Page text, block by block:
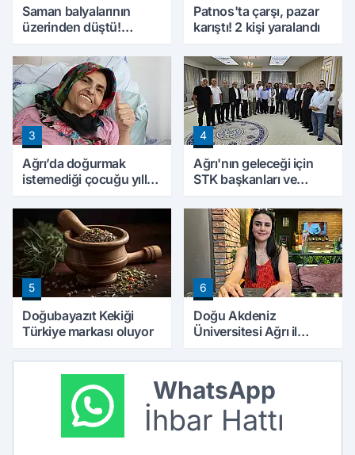
Saman balyalarının
üzerinden düştü!
hayatını kaybetti
Patnos'ta çarşı, pazar
karıştı! 2 kişi yaralandı
3
Ağrı’da doğurmak
istemediği çocuğu yıllar
verdi
4
Ağrı'nın geleceği için
STK başkanları ve
araya geldi
5
Doğubayazıt Kekiği
Türkiye markası oluyor
6
Doğu Akdeniz
Üniversitesi Ağrı il
başladı
WhatsApp
İhbar Hattı